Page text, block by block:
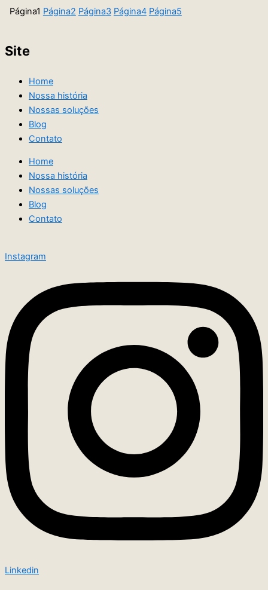
Página1 Página2 Página3 Página4 Página5
Site
Home
Nossa história
Nossas soluções
Blog
Contato
Home
Nossa história
Nossas soluções
Blog
Contato
Instagram
Linkedin